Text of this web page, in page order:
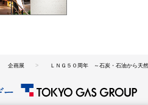
企画展 ＬＮＧ５０周年 ～石炭・石油から天